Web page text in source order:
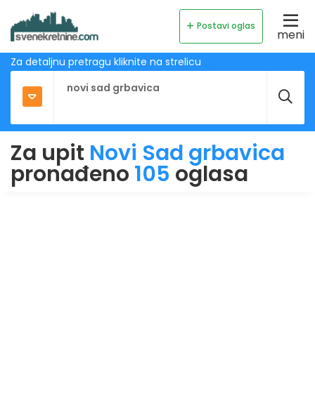
Postavi oglas
meni
Za detaljnu pretragu kliknite na strelicu
Za upit Novi Sad grbavica
pronađeno 105 oglasa